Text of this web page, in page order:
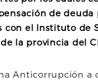
de deuda
con el Instituto de
la provincia del
Anticorrupción a